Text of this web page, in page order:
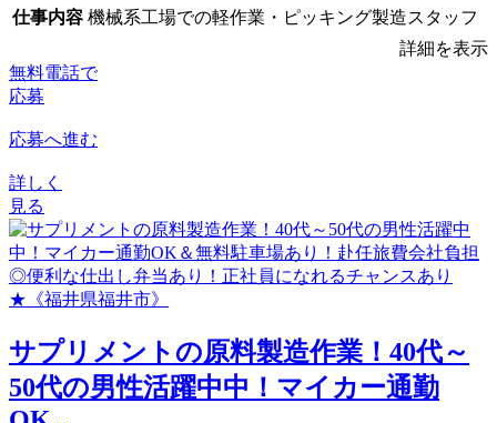
仕事内容 機械系工場での軽作業・ピッキング製造スタッフ
詳細を表示
無料電話で
応募
応募へ進む
詳しく
見る
サプリメントの原料製造作業！40代～
50代の男性活躍中中！マイカー通勤